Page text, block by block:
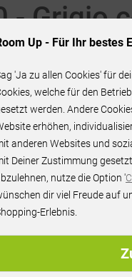
- Grigio
Up - Für Ihr bestes
'Ja zu allen Cookies' für
welche für den
werden. Andere
erhöhen,
anderen Websites und
Deiner Zustimmung
nutze die Option '
dir viel Freude auf
Erlebnis.